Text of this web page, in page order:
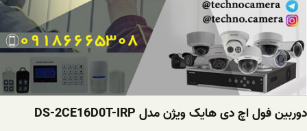
دوربین فول اچ دی هایک ویژن مدل DS-2CE16D0T-IRP